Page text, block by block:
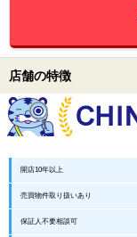
店舗の特徴
開店10年以上
売買物件取り扱いあり
保証人不要相談可